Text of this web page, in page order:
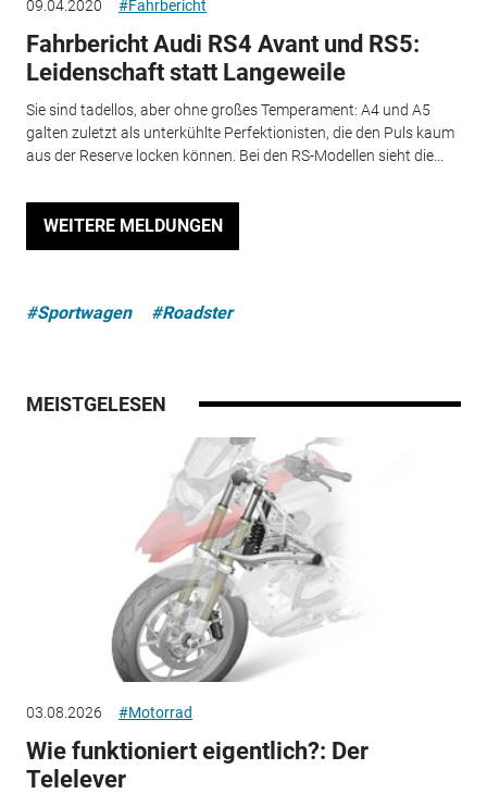
09.04.2020 #Fahrbericht
Fahrbericht Audi RS4 Avant und RS5:
Leidenschaft statt Langeweile
Sie sind tadellos, aber ohne großes Temperament: A4 und A5
galten zuletzt als unterkühlte Perfektionisten, die den Puls kaum
aus der Reserve locken können. Bei den RS-Modellen sieht die...
WEITERE MELDUNGEN
#Sportwagen #Roadster
MEISTGELESEN
03.08.2026 #Motorrad
Wie funktioniert eigentlich?: Der
Telelever